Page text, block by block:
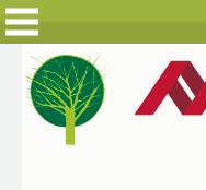
FORSIDE
PRODUKTER
LØSNINGER